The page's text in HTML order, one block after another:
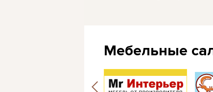
Мебельные